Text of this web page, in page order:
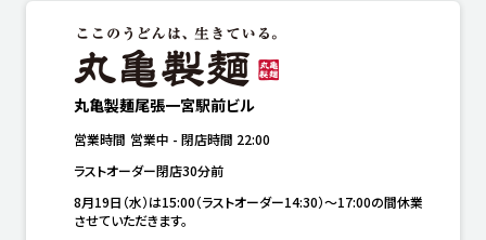
丸亀製麺尾張一宮駅前ビル
営業時間 営業中 - 閉店時間 22:00
ラストオーダー閉店30分前
8月19日（水）は15:00（ラストオーダー14:30）～17:00の間休業
させていただきます。